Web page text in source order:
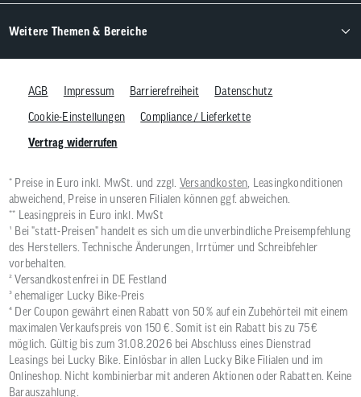
Weitere Themen & Bereiche
AGB Impressum Barrierefreiheit
Datenschutz
Cookie-Einstellungen
Compliance / Lieferkette
Vertrag widerrufen
* Preise in Euro inkl. MwSt. und zzgl. Versandkosten, Leasingkonditionen
abweichend, Preise in unseren Filialen können ggf. abweichen.
** Leasingpreis in Euro inkl. MwSt
¹ Bei "statt-Preisen" handelt es sich um die unverbindliche Preisempfehlung
des Herstellers. Technische Änderungen, Irrtümer und Schreibfehler
vorbehalten.
² Versandkostenfrei in DE Festland
³ ehemaliger Lucky Bike-Preis
⁴ Der Coupon gewährt einen Rabatt von 50 % auf ein Zubehörteil mit einem
maximalen Verkaufspreis von 150 €. Somit ist ein Rabatt bis zu 75 €
möglich. Gültig bis zum 31.08.2026 bei Abschluss eines Dienstrad
Leasings bei Lucky Bike. Einlösbar in allen Lucky Bike Filialen und im
Onlineshop. Nicht kombinierbar mit anderen Aktionen oder Rabatten. Keine
Barauszahlung.